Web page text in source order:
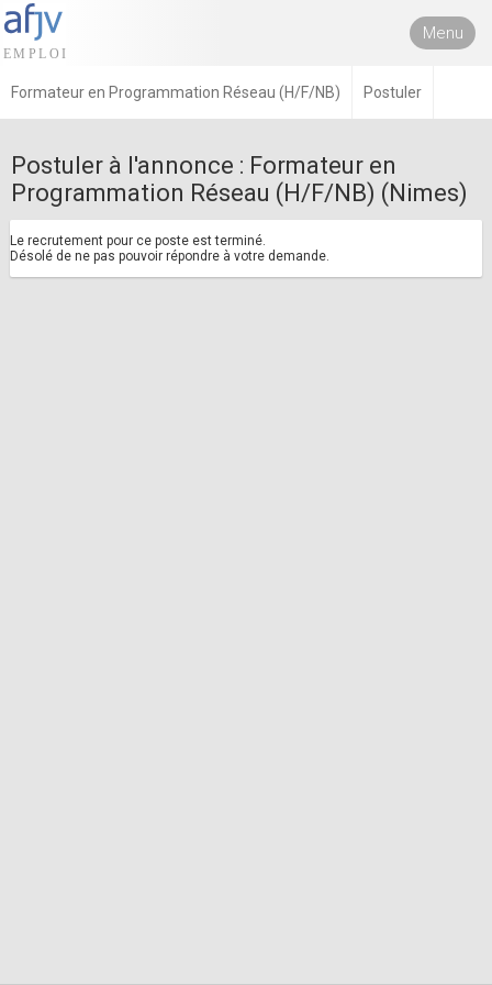
Menu
Formateur en Programmation Réseau (H/F/NB) Postuler
Postuler à l'annonce : Formateur en
Programmation Réseau (H/F/NB) (Nimes)
Le recrutement pour ce poste est terminé.
Désolé de ne pas pouvoir répondre à votre demande.